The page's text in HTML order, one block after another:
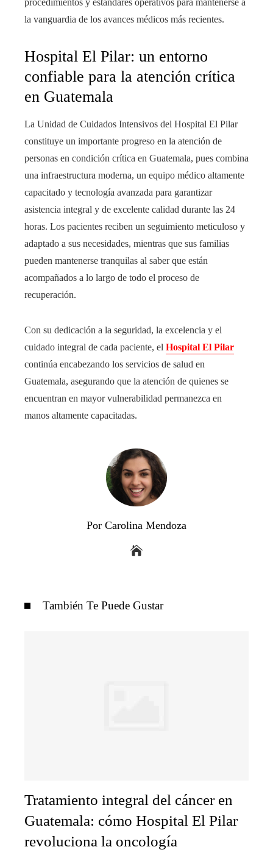
la vanguardia de los avances médicos más recientes.
Hospital El Pilar: un entorno
confiable para la atención crítica
en Guatemala
La Unidad de Cuidados Intensivos del Hospital El Pilar
constituye un importante progreso en la atención de
personas en condición crítica en Guatemala, pues combina
una infraestructura moderna, un equipo médico altamente
capacitado y tecnología avanzada para garantizar
asistencia integral y de excelente calidad durante las 24
horas. Los pacientes reciben un seguimiento meticuloso y
adaptado a sus necesidades, mientras que sus familias
pueden mantenerse tranquilas al saber que están
acompañados a lo largo de todo el proceso de
recuperación.
Con su dedicación a la seguridad, la excelencia y el
cuidado integral de cada paciente, el Hospital El Pilar
continúa encabezando los servicios de salud en
Guatemala, asegurando que la atención de quienes se
encuentran en mayor vulnerabilidad permanezca en
manos altamente capacitadas.
Por Carolina Mendoza
También Te Puede Gustar
Tratamiento integral del cáncer en
Guatemala: cómo Hospital El Pilar
revoluciona la oncología